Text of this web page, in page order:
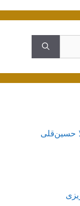
حسین‌قلی